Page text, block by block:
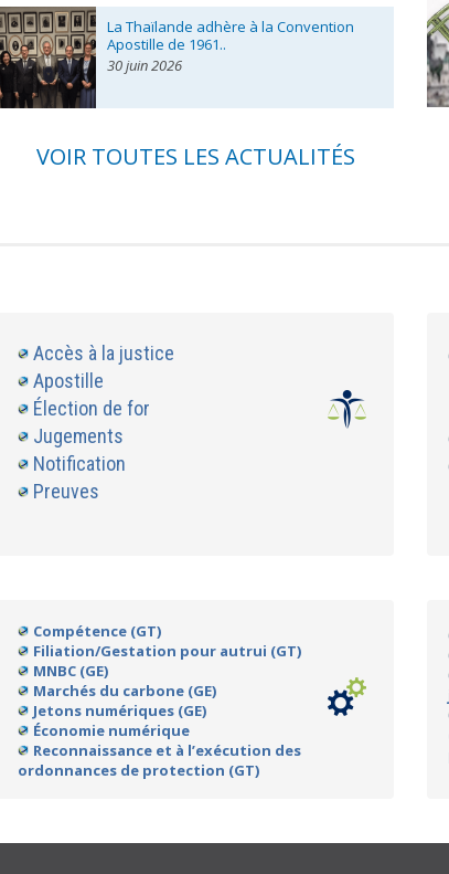
La Thaïlande adhère à la Convention
Apostille de 1961..
30 juin 2026
VOIR TOUTES LES ACTUALITÉS
Accès à la justice
Apostille
Élection de for
Jugements
Notification
Preuves
Compétence (GT)
Filiation/Gestation pour autrui (GT)
MNBC (GE)
Marchés du carbone (GE)
Jetons numériques (GE)
Économie numérique
Reconnaissance et à l’exécution des
ordonnances de protection (GT)